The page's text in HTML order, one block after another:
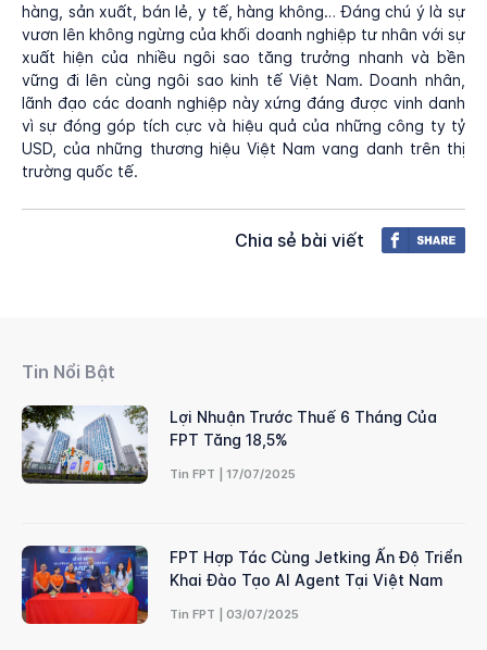
hàng, sản xuất, bán lẻ, y tế, hàng không… Đáng chú ý là sự
vươn lên không ngừng của khối doanh nghiệp tư nhân với sự
xuất hiện của nhiều ngôi sao tăng trưởng nhanh và bền
vững đi lên cùng ngôi sao kinh tế Việt Nam. Doanh nhân,
lãnh đạo các doanh nghiệp này xứng đáng được vinh danh
vì sự đóng góp tích cực và hiệu quả của những công ty tỷ
USD, của những thương hiệu Việt Nam vang danh trên thị
trường quốc tế.
Chia sẻ bài viết
Tin Nổi Bật
Lợi Nhuận Trước Thuế 6 Tháng Của
FPT Tăng 18,5%
Tin FPT | 17/07/2025
FPT Hợp Tác Cùng Jetking Ấn Độ Triển
Khai Đào Tạo AI Agent Tại Việt Nam
Tin FPT | 03/07/2025